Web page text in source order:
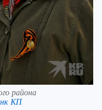
района
КП